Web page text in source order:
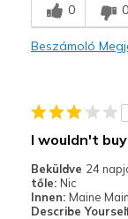
Comfortable
Legjobb
Going Out
0 0
Beszámoló
I wouldn't
Beküldve 24
tőle: Nic
Innen: Maine
Describe